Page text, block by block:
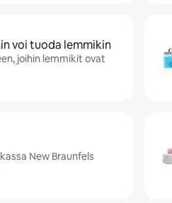
voi tuoda lemmikin
joihin lemmikit ovat
New Braunfels